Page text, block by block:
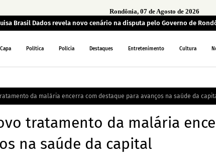
Rondônia, 07 de Agosto de 2026
Brasil Dados revela novo cenário na disputa pelo Governo de
Capa Política Polícia Destaques Entretenimento Cultura
da malária encerra com destaque para avanços na saúde da
tratamento da malária
na saúde da capital